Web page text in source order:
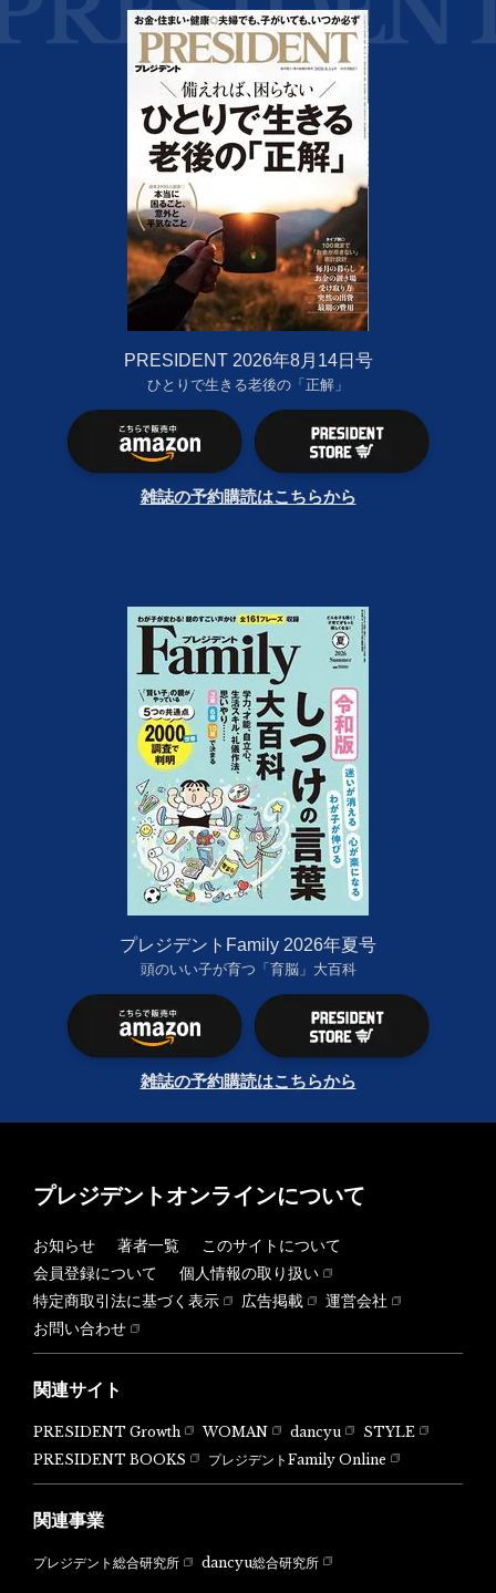
PRESIDENT 2026年8月14日号
ひとりで生きる老後の「正解」
雑誌の予約購読はこちらから
プレジデントFamily 2026年夏号
頭のいい子が育つ「育脳」大百科
雑誌の予約購読はこちらから
プレジデントオンラインについて
お知らせ 著者一覧
このサイトについて
会員登録について
個人情報の取り扱い
特定商取引法に基づく表示
広告掲載
運営会社
お問い合わせ
関連サイト
PRESIDENT Growth WOMAN dancyu
STYLE
PRESIDENT BOOKS
プレジデントFamily Online
関連事業
プレジデント総合研究所 dancyu総合研究所